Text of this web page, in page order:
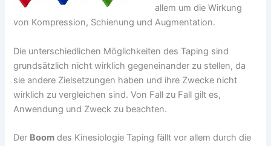
allem um die Wirkung
von Kompression, Schienung und Augmentation.
Die unterschiedlichen Möglichkeiten des Taping sind
grundsätzlich nicht wirklich gegeneinander zu stellen, da
sie andere Zielsetzungen haben und ihre Zwecke nicht
wirklich zu vergleichen sind. Von Fall zu Fall gilt es,
Anwendung und Zweck zu beachten.
Der Boom des Kinesiologie Taping fällt vor allem durch die